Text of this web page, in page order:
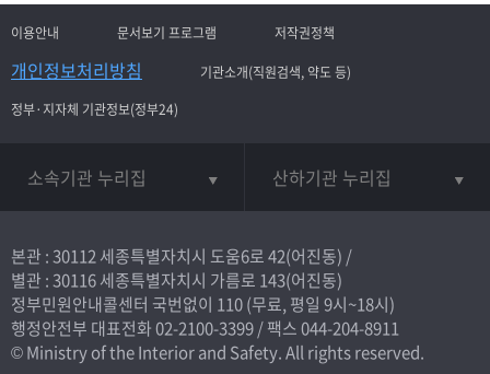
이용안내 문서보기 프로그램 저작권정책
개인정보처리방침
기관소개(직원검색, 약도 등)
정부·지자체 기관정보(정부24)
소속기관 누리집 산하기관 누리집
본관 : 30112 세종특별자치시 도움6로 42(어진동) /
별관 : 30116 세종특별자치시 가름로 143(어진동)
정부민원안내콜센터 국번없이 110(무료, 평일 9시~18시)
행정안전부 대표전화02-2100-3399/ 팩스 044-204-8911
© Ministry of the Interior and Safety. All rights reserved.